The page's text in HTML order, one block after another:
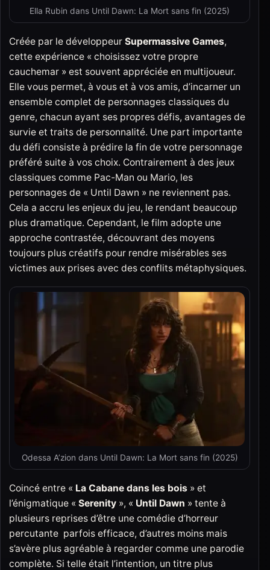
Ella Rubin dans Until Dawn: La Mort sans fin (2025)
Créée par le développeur Supermassive Games,
cette expérience « choisissez votre propre
cauchemar » est souvent appréciée en multijoueur.
Elle vous permet, à vous et à vos amis, d’incarner un
ensemble complet de personnages classiques du
genre, chacun ayant ses propres défis, avantages de
survie et traits de personnalité. Une part importante
du défi consiste à prédire la fin de votre personnage
préféré suite à vos choix. Contrairement à des jeux
classiques comme Pac-Man ou Mario, les
personnages de « Until Dawn » ne reviennent pas.
Cela a accru les enjeux du jeu, le rendant beaucoup
plus dramatique. Cependant, le film adopte une
approche contrastée, découvrant des moyens
toujours plus créatifs pour rendre misérables ses
victimes aux prises avec des conflits métaphysiques.
Odessa A’zion dans Until Dawn: La Mort sans fin (2025)
Coincé entre « La Cabane dans les bois » et
l’énigmatique « Serenity », « Until Dawn » tente à
plusieurs reprises d’être une comédie d’horreur
percutante parfois efficace, d’autres moins mais
s’avère plus agréable à regarder comme une parodie
complète. Si telle était l’intention, un titre plus